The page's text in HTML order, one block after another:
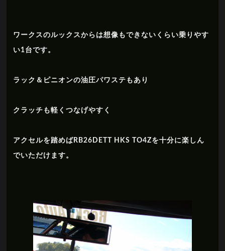
ワークスのルックスからは想像もできないくらい乗りやす
い1台です。
ラック＆ピニオンの油圧パワステもあり
クラッチも軽くつなげやすく
アクセルを踏めばRB26DETT HKS TO4Zを十分に楽しん
でいただけます。